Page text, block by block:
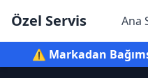
Özel Servis Ana
⚠️ Markadan